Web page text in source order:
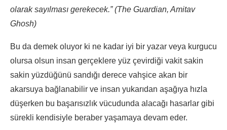
olarak sayılması gerekecek.” (The Guardian, Amitav
Ghosh)
Bu da demek oluyor ki ne kadar iyi bir yazar veya kurgucu
olursa olsun insan gerçeklere yüz çevirdiği vakit sakin
sakin yüzdüğünü sandığı derece vahşice akan bir
akarsuya bağlanabilir ve insan yukarıdan aşağıya hızla
düşerken bu başarısızlık vücudunda alacağı hasarlar gibi
sürekli kendisiyle beraber yaşamaya devam eder.